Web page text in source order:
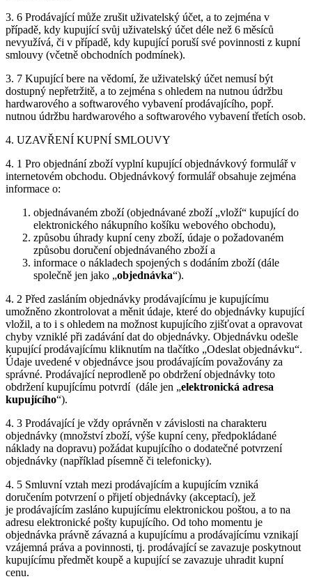
3. 6 Prodávající může zrušit uživatelský účet, a to zejména v
případě, kdy kupující svůj uživatelský účet déle než 6 měsíců
nevyužívá, či v případě, kdy kupující poruší své povinnosti z kupní
smlouvy (včetně obchodních podmínek).
3. 7 Kupující bere na vědomí, že uživatelský účet nemusí být
dostupný nepřetržitě, a to zejména s ohledem na nutnou údržbu
hardwarového a softwarového vybavení prodávajícího, popř.
nutnou údržbu hardwarového a softwarového vybavení třetích osob.
4. UZAVŘENÍ KUPNÍ SMLOUVY
4. 1 Pro objednání zboží vyplní kupující objednávkový formulář v
internetovém obchodu. Objednávkový formulář obsahuje zejména
informace o:
objednávaném zboží (objednávané zboží „vloží“ kupující do
elektronického nákupního košíku webového obchodu),
způsobu úhrady kupní ceny zboží, údaje o požadovaném
způsobu doručení objednávaného zboží a
informace o nákladech spojených s dodáním zboží (dále
společně jen jako „objednávka“).
4. 2 Před zasláním objednávky prodávajícímu je kupujícímu
umožněno zkontrolovat a měnit údaje, které do objednávky kupující
vložil, a to i s ohledem na možnost kupujícího zjišťovat a opravovat
chyby vzniklé při zadávání dat do objednávky. Objednávku odešle
kupující prodávajícímu kliknutím na tlačítko „Odeslat objednávku“.
Údaje uvedené v objednávce jsou prodávajícím považovány za
správné. Prodávající neprodleně po obdržení objednávky toto
obdržení kupujícímu potvrdí (dále jen „elektronická adresa
kupujícího“).
4. 3 Prodávající je vždy oprávněn v závislosti na charakteru
objednávky (množství zboží, výše kupní ceny, předpokládané
náklady na dopravu) požádat kupujícího o dodatečné potvrzení
objednávky (například písemně či telefonicky).
4. 5 Smluvní vztah mezi prodávajícím a kupujícím vzniká
doručením potvrzení o přijetí objednávky (akceptací), jež
je prodávajícím zasláno kupujícímu elektronickou poštou, a to na
adresu elektronické pošty kupujícího. Od toho momentu je
objednávka právně závazná a kupujícímu a prodávajícímu vznikají
vzájemná práva a povinnosti, tj. prodávající se zavazuje poskytnout
kupujícímu předmět koupě a kupující se zavazuje uhradit kupní
cenu.